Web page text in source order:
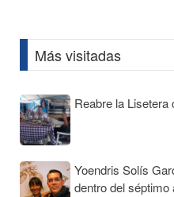
Más visitadas
Reabre la Lisetera
Yoendris Solís
dentro del séptimo